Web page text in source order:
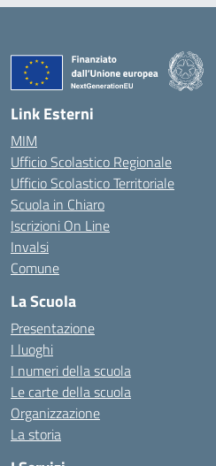
Link Esterni
MIM
Ufficio Scolastico Regionale
Ufficio Scolastico Territoriale
Scuola in Chiaro
Iscrizioni On Line
Invalsi
Comune
La Scuola
Presentazione
I luoghi
I numeri della scuola
Le carte della scuola
Organizzazione
La storia